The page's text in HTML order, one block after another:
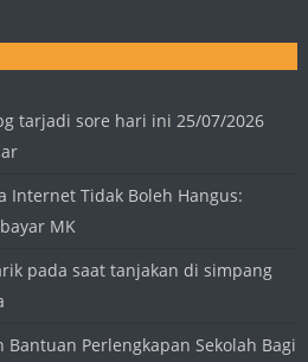
tarjadi sore hari ini 25/07/2026
Internet Tidak Boleh Hangus:
MK
pada saat tanjakan di simpang
Bantuan Perlengkapan Sekolah Bagi